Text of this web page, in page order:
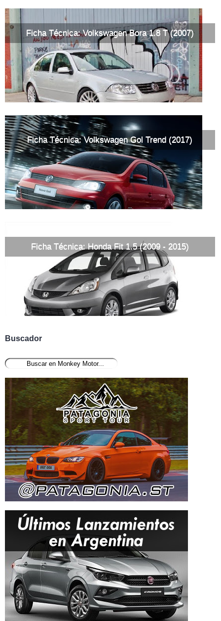
Ficha Técnica: Volkswagen Bora 1.8 T (2007)
Ficha Técnica: Volkswagen Gol Trend (2017)
Ficha Técnica: Honda Fit 1.5 (2009 - 2015)
Buscador